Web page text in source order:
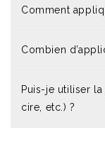
Comment
Combien
Puis-je utiliser
cire, etc.) ?